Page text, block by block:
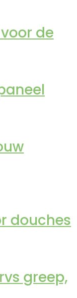
de
douches
greep,